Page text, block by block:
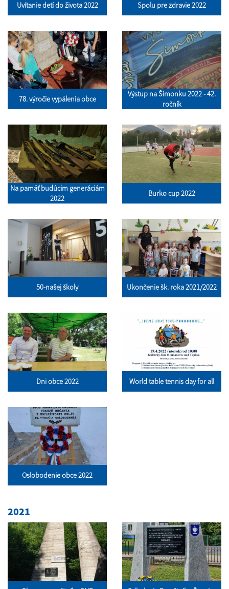
Uvítanie detí do života 2022 Spolu pre zdravie 2022
78. výročie vypálenia obce
Výstup na Šimonku 2022 - 42.
ročník
Na pamäť budúcim generáciám
2022
Burko cup 2022
50-našej školy Ukončenie šk. roka 2021/2022
Dni obce 2022 World table tennis day for all
Oslobodenie obce 2022
2021